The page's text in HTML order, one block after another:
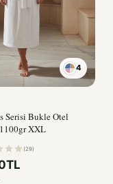
4
Serisi Bukle Otel
XXL
(29)